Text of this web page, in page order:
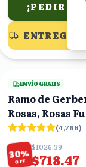
¡PEDIR
ENTREGA
ENVÍO GRATIS
Ramo de
Rosas, Rosas
Claveles Rojos
(4,766)
30%
OFF
$1026.39
$718.47